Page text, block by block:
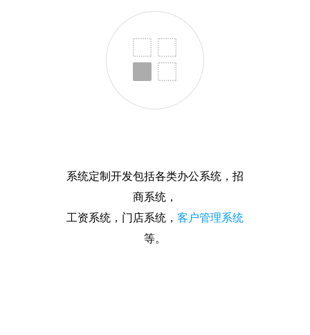
系统定制开发包括各类办公系统，招
商系统，
工资系统，门店系统， 客户管理系统
等。